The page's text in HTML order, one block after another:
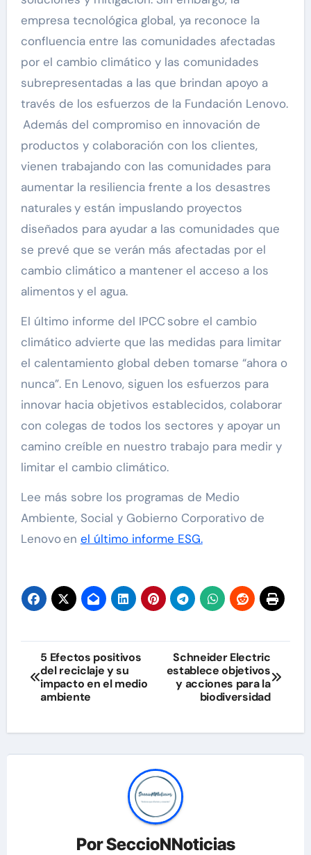
empresa tecnológica global, ya reconoce la
confluencia entre las comunidades afectadas
por el cambio climático y las comunidades
subrepresentadas a las que brindan apoyo a
través de los esfuerzos de la Fundación Lenovo.
Además del compromiso en innovación de
productos y colaboración con los clientes,
vienen trabajando con las comunidades para
aumentar la resiliencia frente a los desastres
naturales y están impuslando proyectos
diseñados para ayudar a las comunidades que
se prevé que se verán más afectadas por el
cambio climático a mantener el acceso a los
alimentos y el agua.
El último informe del IPCC sobre el cambio
climático advierte que las medidas para limitar
el calentamiento global deben tomarse “ahora o
nunca”. En Lenovo, siguen los esfuerzos para
innovar hacia objetivos establecidos, colaborar
con colegas de todos los sectores y apoyar un
camino creíble en nuestro trabajo para medir y
limitar el cambio climático.
Lee más sobre los programas de Medio
Ambiente, Social y Gobierno Corporativo de
Lenovo en el último informe ESG.
Navegación
de
5 Efectos positivos
del reciclaje y su
impacto en el medio
ambiente
Schneider Electric
establece objetivos
y acciones para la
biodiversidad
PorSeccioNNoticias